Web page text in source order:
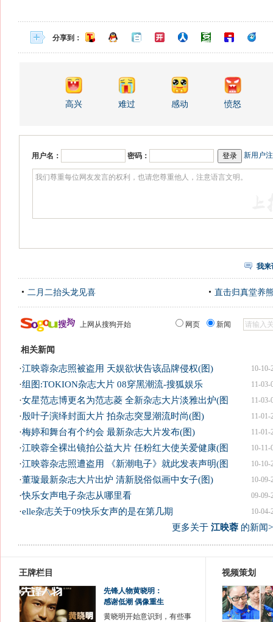
分享到：
高兴 难过 感动 愤怒
用户名： 密码： 新用户
我来
二月二抬头龙见喜 直击归真堂养
上网从搜狗开始 网页 新闻
相关新闻
10-10-
·江映蓉杂志照被盗用 天娱欲状告该品牌侵权(图)
11-03-
·组图:TOKION杂志大片 08穿黑潮流-搜狐娱乐
11-03-
·女星范志博更名为范志菱 全新杂志大片淡雅出炉(图
11-01-
·殷叶子演绎封面大片 拍杂志突显潮流时尚(图)
11-01-
·梅婷和舞台有个约会 最新杂志大片发布(图)
10-11-
·江映蓉全裸出镜拍公益大片 任粉红大使关爱健康(图
10-10-
·江映蓉杂志照遭盗用 《新潮电子》就此发表声明(图
10-09-
·董璇最新杂志大片出炉 清新脱俗似画中女子(图)
09-09-
·快乐女声电子杂志从哪里看
10-04-
·elle杂志关于09快乐女声的是在第几期
更多关于 江映蓉的新闻
王牌栏目
先锋人物黄晓明：
感谢低潮 偶像重生
黄晓明开始意识到，有些事
视频策划